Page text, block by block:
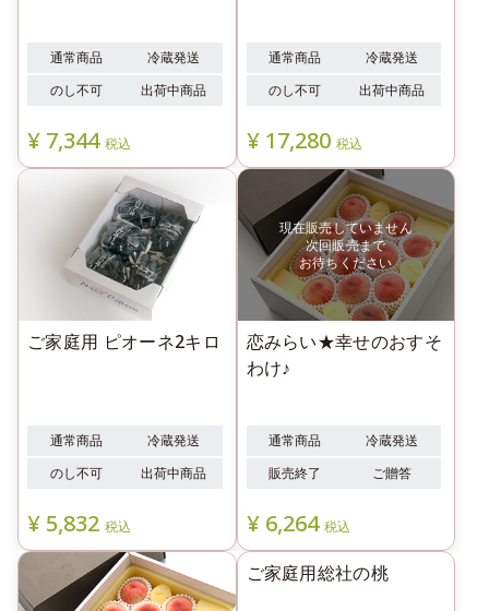
通常商品
冷蔵発送
のし不可
出荷中商品
¥ 7,344 税込
通常商品
冷蔵発送
のし不可
出荷中商品
¥ 17,280 税込
ご家庭用 ピオーネ2キロ
通常商品
冷蔵発送
のし不可
出荷中商品
¥ 5,832 税込
恋みらい★幸せのおすそ
わけ♪
通常商品
冷蔵発送
販売終了
ご贈答
¥ 6,264 税込